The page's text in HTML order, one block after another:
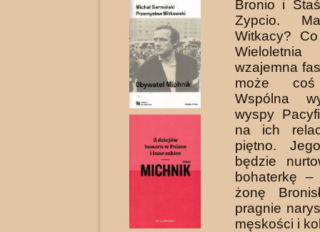
Bronio i
Zypcio.
Witkacy?
wzajemna
może coś
Wspólna
wyspy
na ich
piętno.
będzie
bohaterkę
żonę
pragnie
męskości i